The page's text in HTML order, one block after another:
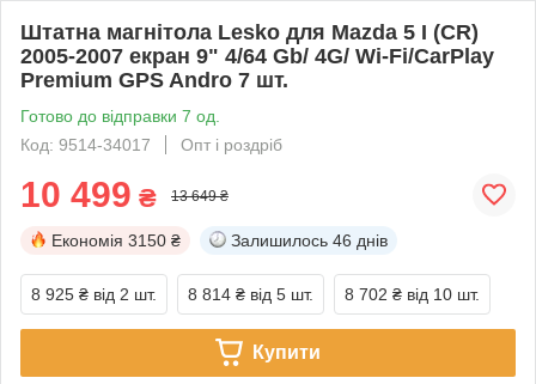
Штатна магнітола Lesko для Mazda 5 I (CR)
2005-2007 екран 9" 4/64 Gb/ 4G/ Wi-Fi/CarPlay
Premium GPS Andro 7 шт.
Готово до відправки 7 од.
Код: 9514-34017
Опт і роздріб
10 499 ₴ 13 649 ₴
Економія 3150 ₴ Залишилось 46 днів
8 925 ₴ від 2 шт. 8 814 ₴ від 5 шт. 8 702 ₴ від 10 шт.
Купити